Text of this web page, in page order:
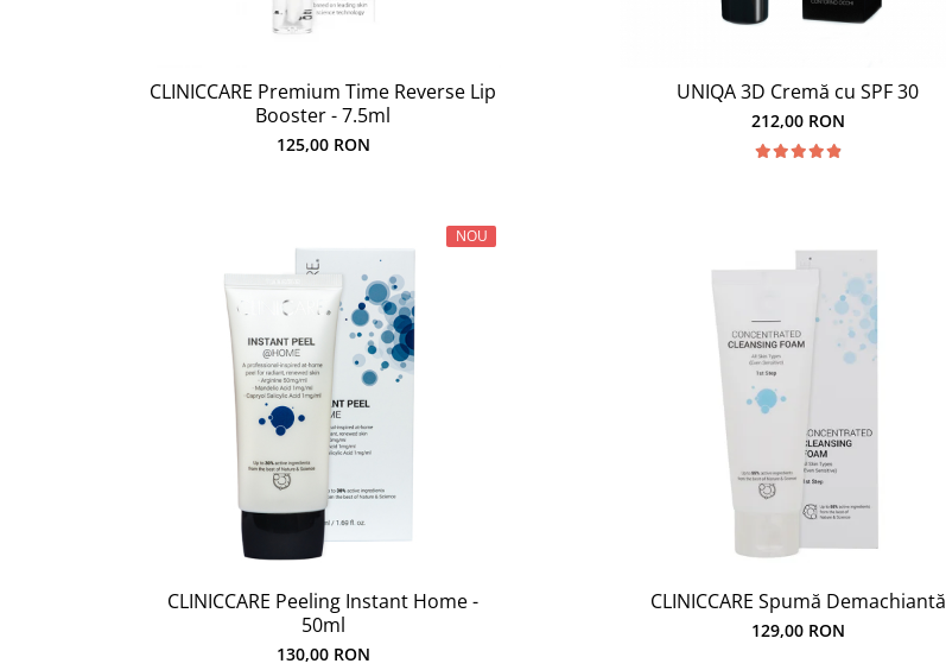
CLINICCARE Premium Time Reverse Lip
Booster - 7.5ml
125,00 RON
UNIQA 3D Cremă cu SPF 30
212,00 RON
NOU
CLINICCARE Peeling Instant Home -
50ml
130,00 RON
CLINICCARE Spumă Demachiantă
129,00 RON